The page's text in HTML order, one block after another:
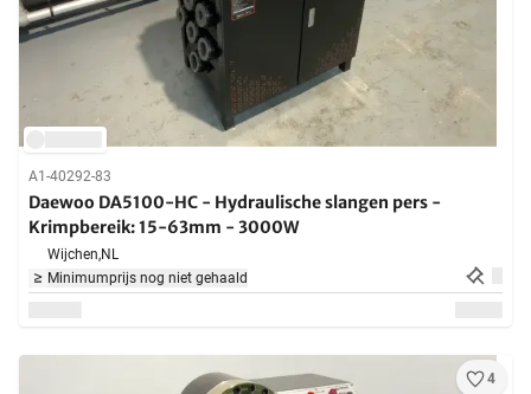
A1-40292-83
Daewoo DA5100-HC - Hydraulische slangen pers -
Krimpbereik: 15-63mm - 3000W
Wijchen,NL
Minimumprijs nog niet gehaald
4